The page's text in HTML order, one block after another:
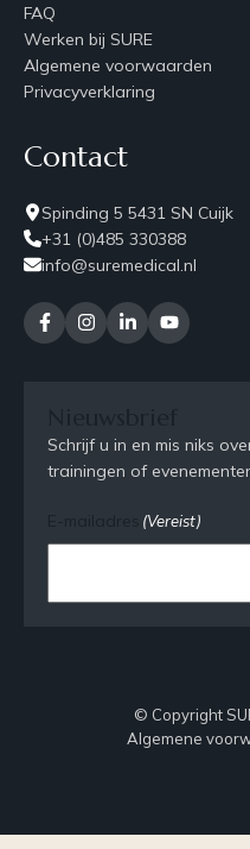
FAQ
Werken bij SURE
Algemene voorwaarden
Privacyverklaring
Contact
Spinding 5 5431 SN Cuijk
+31 (0)485 330388
info@suremedical.nl
Schrijf u in en mis niks
trainingen of
(Vereist)
© Copyright
Algemene